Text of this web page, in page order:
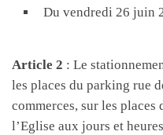
Du vendredi 26 juin
Article 2 : Le
les places du parking rue
commerces, sur les places
l’Eglise aux jours et